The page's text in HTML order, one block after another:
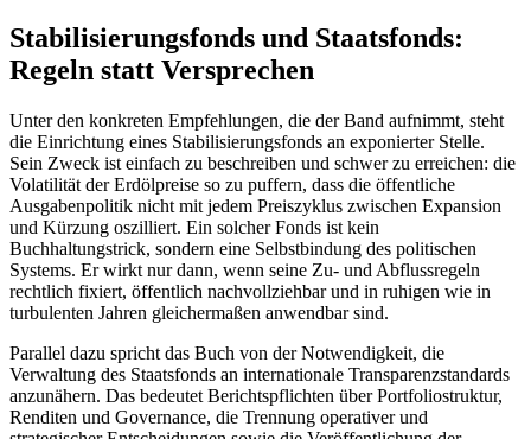
Stabilisierungsfonds und Staatsfonds:
Regeln statt Versprechen
Unter den konkreten Empfehlungen, die der Band aufnimmt, steht
die Einrichtung eines Stabilisierungsfonds an exponierter Stelle.
Sein Zweck ist einfach zu beschreiben und schwer zu erreichen: die
Volatilität der Erdölpreise so zu puffern, dass die öffentliche
Ausgabenpolitik nicht mit jedem Preiszyklus zwischen Expansion
und Kürzung oszilliert. Ein solcher Fonds ist kein
Buchhaltungstrick, sondern eine Selbstbindung des politischen
Systems. Er wirkt nur dann, wenn seine Zu- und Abflussregeln
rechtlich fixiert, öffentlich nachvollziehbar und in ruhigen wie in
turbulenten Jahren gleichermaßen anwendbar sind.
Parallel dazu spricht das Buch von der Notwendigkeit, die
Verwaltung des Staatsfonds an internationale Transparenzstandards
anzunähern. Das bedeutet Berichtspflichten über Portfoliostruktur,
Renditen und Governance, die Trennung operativer und